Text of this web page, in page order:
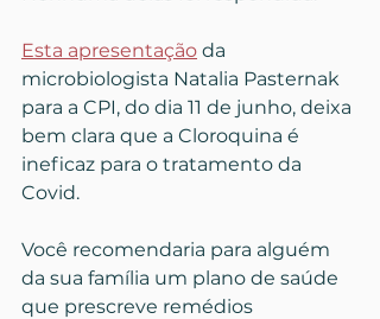
Esta apresentação da
microbiologista Natalia Pasternak
para a CPI, do dia 11 de junho, deixa
bem clara que a Cloroquina é
ineficaz para o tratamento da
Covid.
Você recomendaria para alguém
da sua família um plano de saúde
que prescreve remédios